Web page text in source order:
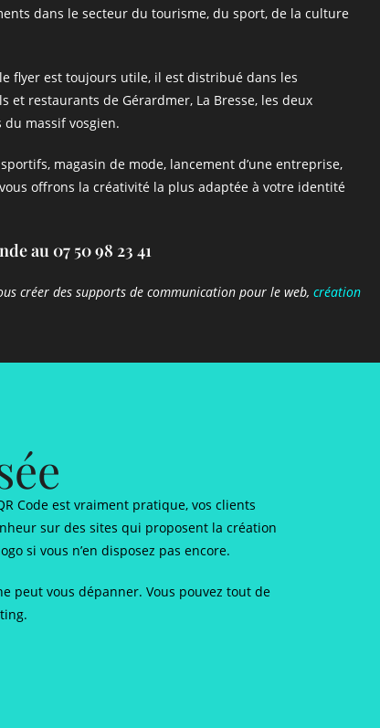
dans le secteur du tourisme, du sport, de la culture
flyer est toujours utile, il est distribué dans les
et restaurants de Gérardmer, La Bresse, les deux
massif vosgien.
magasin de mode, lancement d’une entreprise,
offrons la créativité la plus adaptée à votre identité
au 07 50 98 23 41
créer des supports de communication pour le web, création
Code est vraiment pratique, vos clients
sur des sites qui proposent la création
si vous n’en disposez pas encore.
peut vous dépanner. Vous pouvez tout de